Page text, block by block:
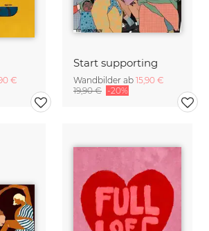
€
Start supporting
Wandbilder ab 15,90 €
19,90 € -20%